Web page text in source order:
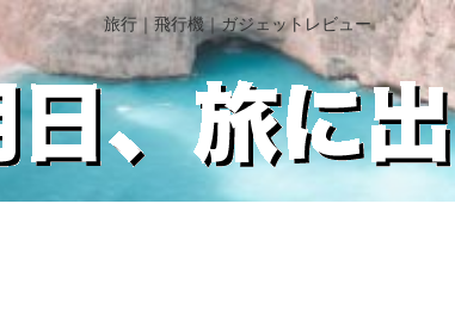
旅行｜飛行機｜ガジェットレビュー